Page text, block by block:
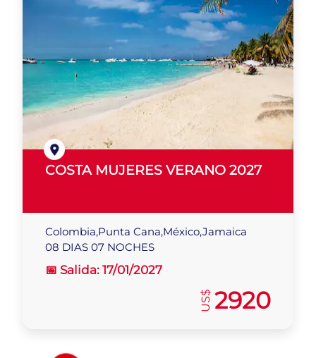
COSTA MUJERES VERANO 2027
Colombia,Punta Cana,México,Jamaica
08 DIAS 07 NOCHES
📅 Salida: 17/01/2027
US$2920